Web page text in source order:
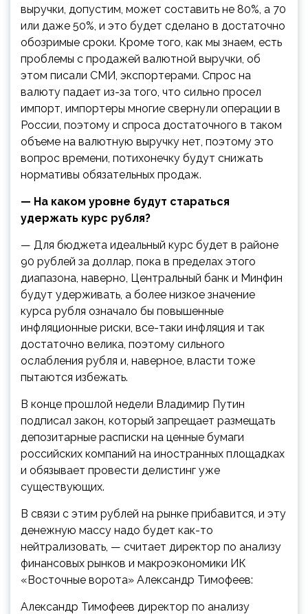
выручки, допустим, может составить не 80%, а 70
или даже 50%, и это будет сделано в достаточно
обозримые сроки. Кроме того, как мы знаем, есть
проблемы с продажей валютной выручки, об
этом писали СМИ, экспортерами. Спрос на
валюту падает из-за того, что сильно просел
импорт, импортеры многие свернули операции в
России, поэтому и спроса достаточного в таком
объеме на валютную выручку нет, поэтому это
вопрос времени, потихонечку будут снижать
нормативы обязательных продаж.
— На каком уровне будут стараться
удержать курс рубля?
— Для бюджета идеальный курс будет в районе
90 рублей за доллар, пока в пределах этого
диапазона, наверно, Центральный банк и Минфин
будут удерживать, а более низкое значение
курса рубля означало бы повышенные
инфляционные риски, все-таки инфляция и так
достаточно велика, поэтому сильного
ослабления рубля и, наверное, власти тоже
пытаются избежать.
В конце прошлой недели Владимир Путин
подписал закон, который запрещает размещать
депозитарные расписки на ценные бумаги
российских компаний на иностранных площадках
и обязывает провести делистинг уже
существующих.
В связи с этим рублей на рынке прибавится, и эту
денежную массу надо будет как-то
нейтрализовать, — считает директор по анализу
финансовых рынков и макроэкономики ИК
«Восточные ворота» Александр Тимофеев:
Александр Тимофеев директор по анализу